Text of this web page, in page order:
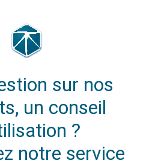
sur nos
un conseil
?
notre service